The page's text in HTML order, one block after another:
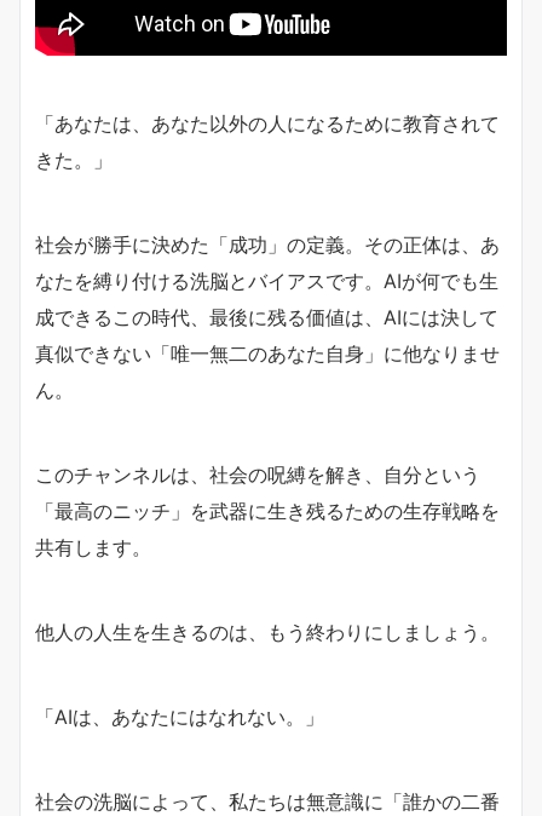
「あなたは、あなた以外の人になるために教育されて
きた。」
社会が勝手に決めた「成功」の定義。その正体は、あ
なたを縛り付ける洗脳とバイアスです。AIが何でも生
成できるこの時代、最後に残る価値は、AIには決して
真似できない「唯一無二のあなた自身」に他なりませ
ん。
このチャンネルは、社会の呪縛を解き、自分という
「最高のニッチ」を武器に生き残るための生存戦略を
共有します。
他人の人生を生きるのは、もう終わりにしましょう。
「AIは、あなたにはなれない。」
社会の洗脳によって、私たちは無意識に「誰かの二番